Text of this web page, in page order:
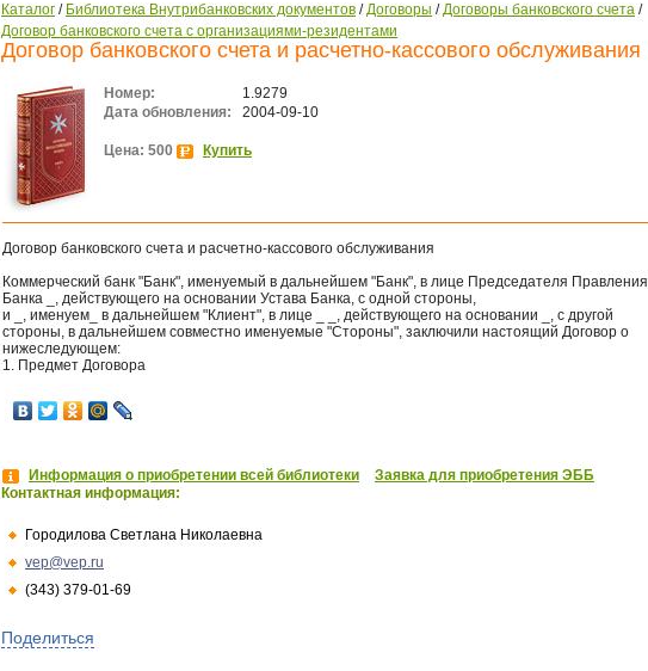
Каталог / Библиотека Внутрибанковских документов /Договоры /Договоры банковского счета /
Договор банковского счета с организациями-резидентами
Договор банковского счета и расчетно-кассового обслуживания
Номер:
1.9279
Дата обновления:
2004-09-10
Цена: 500 Купить
Договор банковского счета и расчетно-кассового обслуживания
Коммерческий банк "Банк", именуемый в дальнейшем "Банк", в лице Председателя Правления
Банка _, действующего на основании Устава Банка, с одной стороны,
и _, именуем_ в дальнейшем "Клиент", в лице _ _, действующего на основании _, с другой
стороны, в дальнейшем совместно именуемые "Стороны", заключили настоящий Договор о
нижеследующем:
1. Предмет Договора
Информация о приобретении всей библиотеки
Заявка для приобретения ЭББ
Контактная информация:
Городилова Светлана Николаевна
vep@vep.ru
(343) 379-01-69
Поделиться